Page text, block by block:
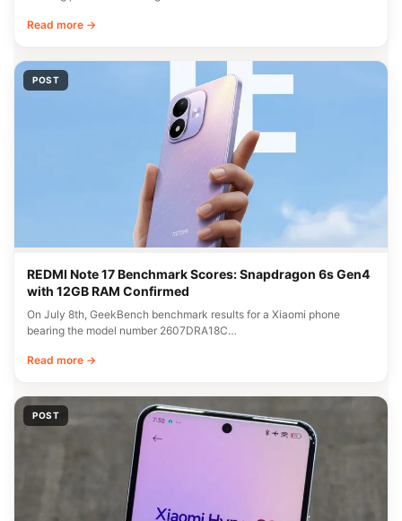
Read more →
POST
REDMI Note 17 Benchmark Scores: Snapdragon 6s Gen4
with 12GB RAM Confirmed
On July 8th, GeekBench benchmark results for a Xiaomi phone
bearing the model number 2607DRA18C…
Read more →
POST